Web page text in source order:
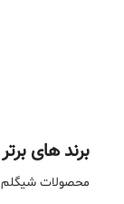
برند های برتر
محصولات شیگلم